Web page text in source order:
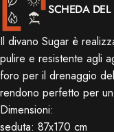
SCHEDA
Il divano Sugar è
pulire e resistente agli
foro per il drenaggio
rendono perfetto per
Dimensioni:
seduta: 87x170 cm